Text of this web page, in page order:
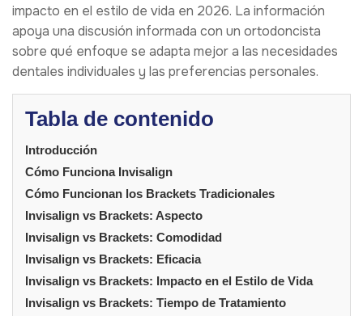
impacto en el estilo de vida en 2026. La información
apoya una discusión informada con un ortodoncista
sobre qué enfoque se adapta mejor a las necesidades
dentales individuales y las preferencias personales.
Tabla de contenido
Introducción
Cómo Funciona Invisalign
Cómo Funcionan los Brackets Tradicionales
Invisalign vs Brackets: Aspecto
Invisalign vs Brackets: Comodidad
Invisalign vs Brackets: Eficacia
Invisalign vs Brackets: Impacto en el Estilo de Vida
Invisalign vs Brackets: Tiempo de Tratamiento